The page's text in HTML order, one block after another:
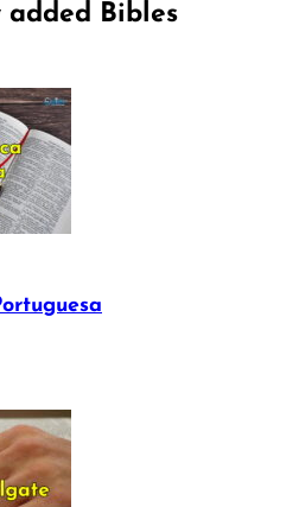
added Bibles